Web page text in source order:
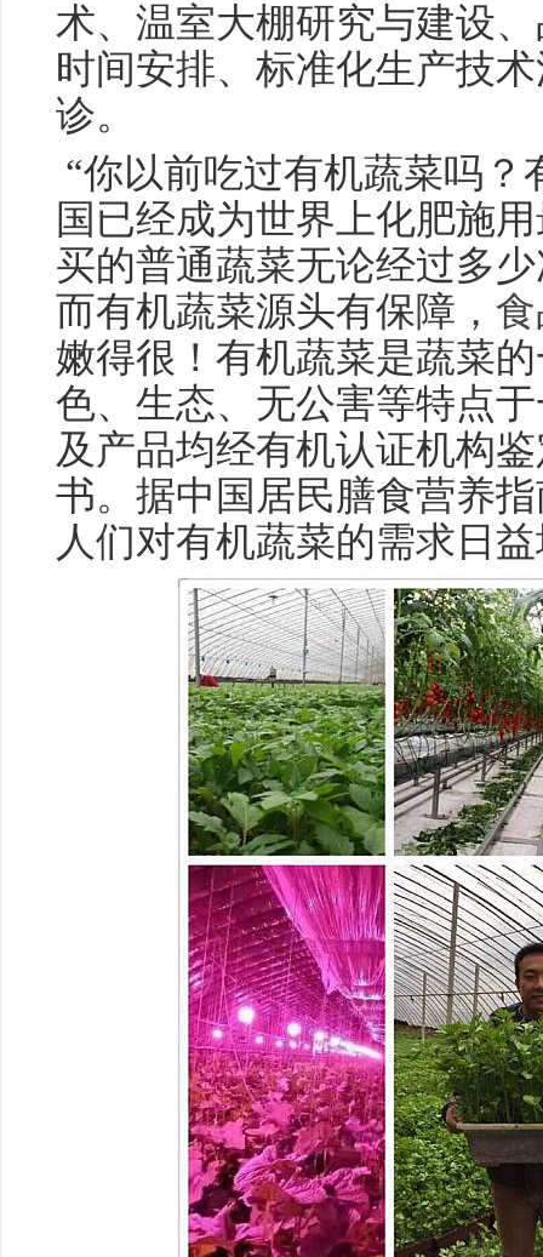
术、温室大棚研究与建设
时间安排、标准化生产技
诊。
“你以前吃过有机蔬菜吗？
国已经成为世界上化肥施
买的普通蔬菜无论经过多
而有机蔬菜源头有保障，
嫩得很！有机蔬菜是蔬菜
色、生态、无公害等特点
及产品均经有机认证机构
书。据中国居民膳食营养
人们对有机蔬菜的需求日